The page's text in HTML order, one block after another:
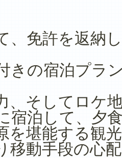
、免許を返納
きの宿泊プラ
、そしてロケ
宿泊して、夕
を堪能する観
移動手段の心